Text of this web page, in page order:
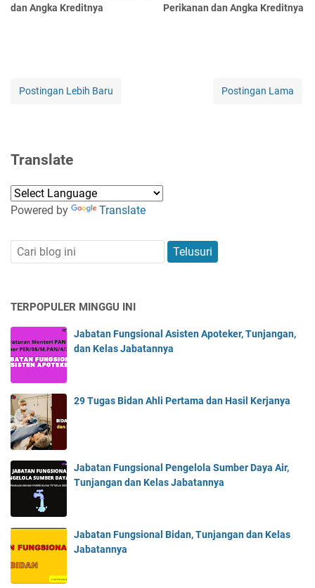
dan Angka Kreditnya
Perikanan dan Angka Kreditnya
Postingan Lebih Baru Postingan Lama
Translate
Powered by Translate
TERPOPULER MINGGU INI
Jabatan Fungsional Asisten Apoteker, Tunjangan,
dan Kelas Jabatannya
29 Tugas Bidan Ahli Pertama dan Hasil Kerjanya
Jabatan Fungsional Pengelola Sumber Daya Air,
Tunjangan dan Kelas Jabatannya
Jabatan Fungsional Bidan, Tunjangan dan Kelas
Jabatannya